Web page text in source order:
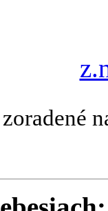
zoradené